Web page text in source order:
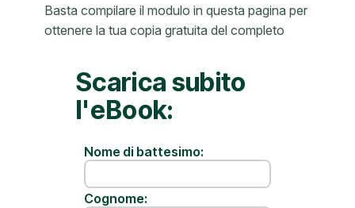
Basta compilare il modulo in questa pagina per
ottenere la tua copia gratuita del completo
Scarica subito
l'eBook:
Nome di battesimo:
Cognome: